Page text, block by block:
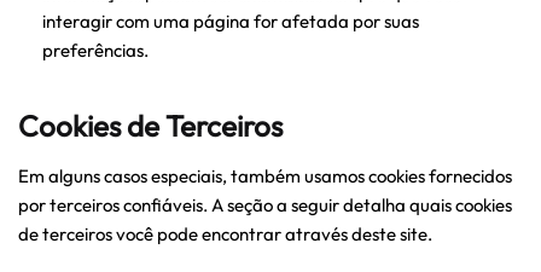
interagir com uma página for afetada por suas
preferências.
Cookies de Terceiros
Em alguns casos especiais, também usamos cookies fornecidos
por terceiros confiáveis. A seção a seguir detalha quais cookies
de terceiros você pode encontrar através deste site.